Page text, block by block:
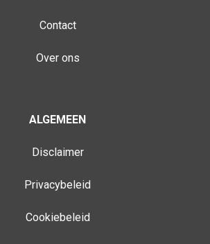
Contact
Over ons
ALGEMEEN
Disclaimer
Privacybeleid
Cookiebeleid